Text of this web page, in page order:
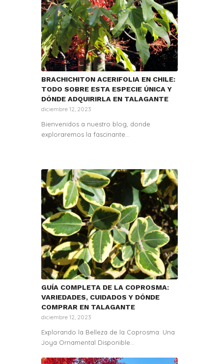
BRACHICHITON ACERIFOLIA EN CHILE:
TODO SOBRE ESTA ESPECIE ÚNICA Y
DÓNDE ADQUIRIRLA EN TALAGANTE
diciembre 12, 2023
Bienvenidos a nuestro blog, donde
exploraremos la fascinante…
GUÍA COMPLETA DE LA COPROSMA:
VARIEDADES, CUIDADOS Y DÓNDE
COMPRAR EN TALAGANTE
diciembre 12, 2023
Explorando la Belleza de la Coprosma: Una
Joya Ornamental Disponible…